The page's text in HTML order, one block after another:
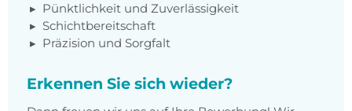
Pünktlichkeit und Zuverlässigkeit
Schichtbereitschaft
Präzision und Sorgfalt
Erkennen Sie sich wieder?